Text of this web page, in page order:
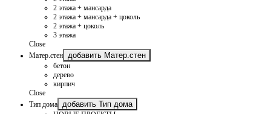
2 этажа + мансарда
2 этажа + мансарда + цоколь
2 этажа + цоколь
3 этажа
Close
Матер.стен
добавить Матер.стен
бетон
дерево
кирпич
Close
Тип дома
добавить Тип дома